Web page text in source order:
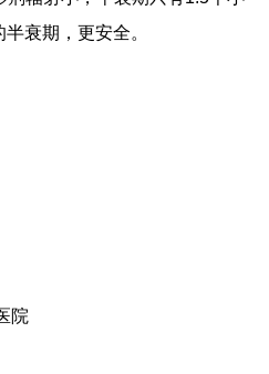
衰期，更安全。
院